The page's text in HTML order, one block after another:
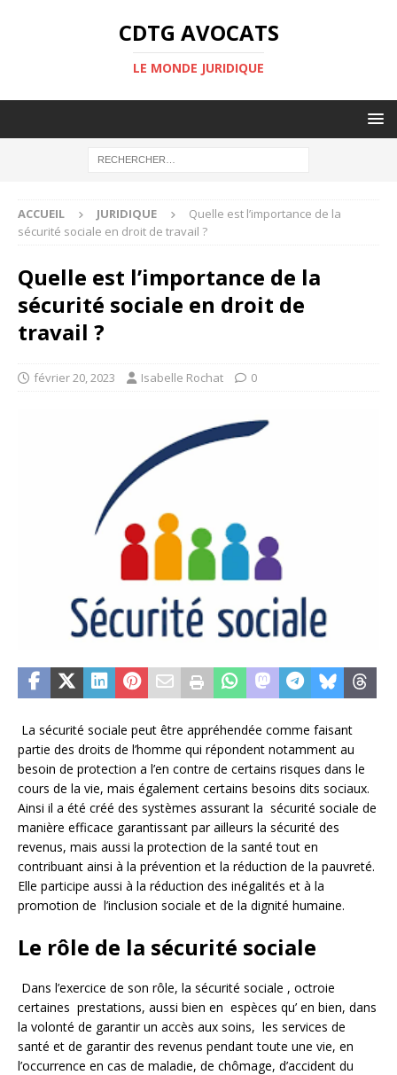
CDTG AVOCATS
LE MONDE JURIDIQUE
ACCUEIL JURIDIQUE
Quelle est l’importance de la
sécurité sociale en droit de travail ?
Quelle est l’importance de la
sécurité sociale en droit de
travail ?
février 20, 2023 Isabelle Rochat 0
La sécurité sociale peut être appréhendée comme faisant
partie des droits de l’homme qui répondent notamment au
besoin de protection a l’en contre de certains risques dans le
cours de la vie, mais également certains besoins dits sociaux.
Ainsi il a été créé des systèmes assurant la sécurité sociale de
manière efficace garantissant par ailleurs la sécurité des
revenus, mais aussi la protection de la santé tout en
contribuant ainsi à la prévention et la réduction de la pauvreté.
Elle participe aussi à la réduction des inégalités et à la
promotion de l’inclusion sociale et de la dignité humaine.
Le rôle de la sécurité sociale
Dans l’exercice de son rôle, la sécurité sociale , octroie
certaines prestations, aussi bien en espèces qu’ en bien, dans
la volonté de garantir un accès aux soins, les services de
santé et de garantir des revenus pendant toute une vie, en
l’occurrence en cas de maladie, de chômage, d’accident du